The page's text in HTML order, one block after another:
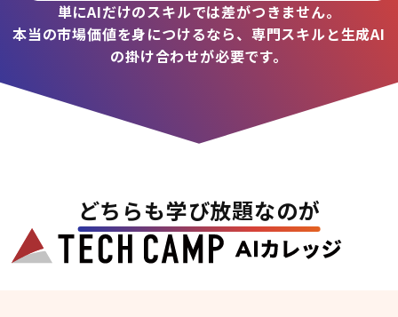
単にAIだけのスキルでは差がつきません。
本当の市場価値を身につけるなら、専門スキルと生成AI
の掛け合わせが必要です。
どちらも学び放題なのが